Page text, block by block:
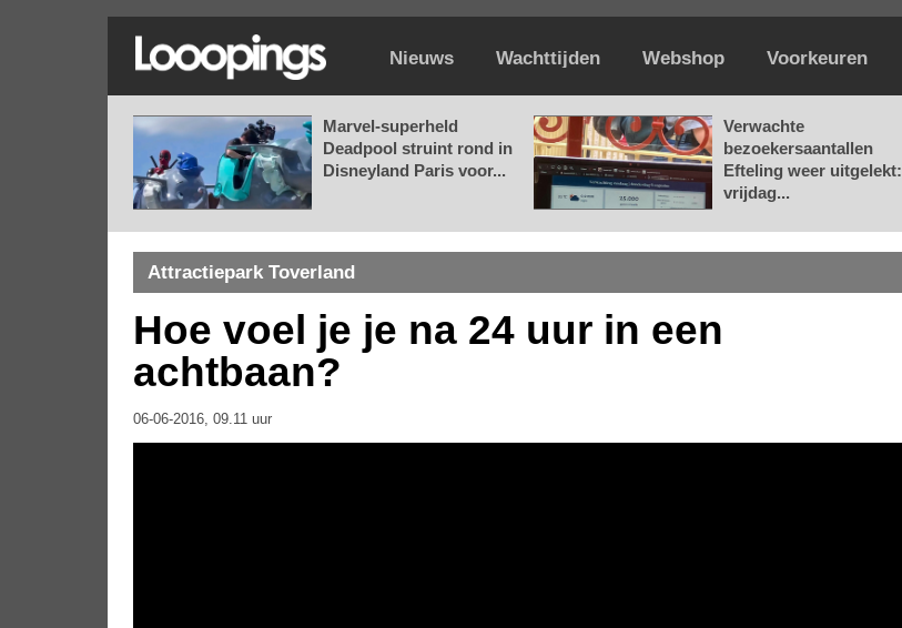
Nieuws Wachttijden Webshop Voorkeuren
Marvel-superheld
Deadpool struint rond in
Disneyland Paris voor...
Verwachte
bezoekersaantallen
Efteling weer uitgelekt:
vrijdag...
Attractiepark Toverland
Hoe voel je je na 24 uur in een
achtbaan?
06-06-2016, 09.11 uur